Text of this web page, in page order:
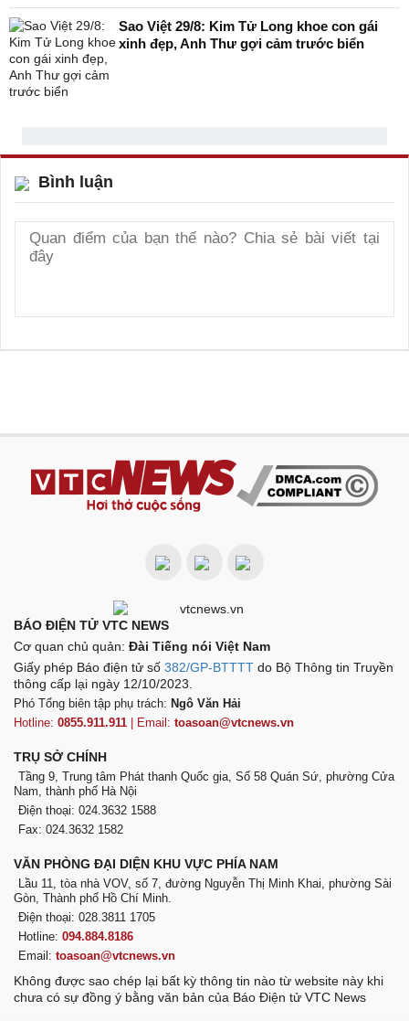
Sao Việt 29/8: Kim Tử Long khoe con gái
xinh đẹp, Anh Thư gợi cảm trước biển
Bình luận
BÁO ĐIỆN TỬ VTC NEWS
Cơ quan chủ quản: Đài Tiếng nói Việt Nam
Giấy phép Báo điện tử số 382/GP-BTTTT do Bộ Thông tin Truyền
thông cấp lại ngày 12/10/2023.
Phó Tổng biên tập phụ trách: Ngô Văn Hải
Hotline: 0855.911.911 | Email: toasoan@vtcnews.vn
TRỤ SỞ CHÍNH
Tầng 9, Trung tâm Phát thanh Quốc gia, Số 58 Quán Sứ, phường Cửa
Nam, thành phố Hà Nội
Điện thoại: 024.3632 1588
Fax: 024.3632 1582
VĂN PHÒNG ĐẠI DIỆN KHU VỰC PHÍA NAM
Lầu 11, tòa nhà VOV, số 7, đường Nguyễn Thị Minh Khai, phường Sài
Gòn, Thành phố Hồ Chí Minh.
Điện thoại: 028.3811 1705
Hotline: 094.884.8186
Email: toasoan@vtcnews.vn
Không được sao chép lại bất kỳ thông tin nào từ website này khi
chưa có sự đồng ý bằng văn bản của Báo Điện tử VTC News